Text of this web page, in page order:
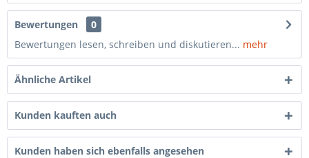
Bewertungen
0
Bewertungen lesen, schreiben und diskutieren... mehr
Ähnliche Artikel
Kunden kauften auch
Kunden haben sich ebenfalls angesehen